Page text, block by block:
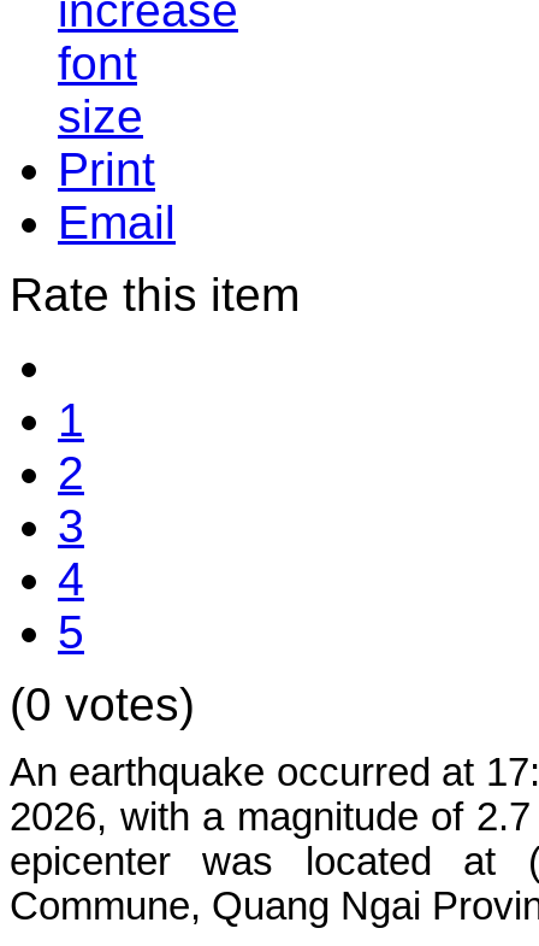
Print
Email
Rate this item
1
2
3
4
5
(0 votes)
An earthquake occurred at
2026, with a magnitude of
epicenter was located at
Commune, Quang Ngai